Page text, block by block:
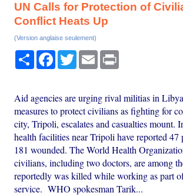
UN Calls for Protection of
Conflict Heats Up
(Version anglaise seulement)
PartagerFacebook
TwitterEmail
Aid agencies are urging rival militias in
measures to protect civilians as fighting for
city, Tripoli, escalates and casualties mount.
health facilities near Tripoli have reported 47
181 wounded. The World Health
civilians, including two doctors, are among
reportedly was killed while working as part
service. WHO spokesman Tarik...